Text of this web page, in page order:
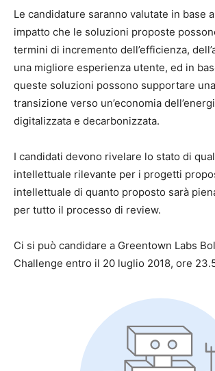
Le candidature saranno valutate in base
impatto che le soluzioni proposte
termini di incremento dell’efficienza,
una migliore esperienza utente, ed in
queste soluzioni possono supportare
transizione verso un’economia
digitalizzata e decarbonizzata.
I candidati devono rivelare lo stato di
intellettuale rilevante per i progetti
intellettuale di quanto proposto sarà
per tutto il processo di review.
Ci si può candidare a Greentown Labs
Challenge entro il 20 luglio 2018, ore